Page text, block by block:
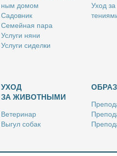
ным до­мом
Са­дов­ник
Се­мей­ная па­ра
Услу­ги ня­ни
Услу­ги си­дел­ки
Уход
УХОД
ЗА ЖИВОТНЫМИ
Ве­те­ри­нар
Вы­гул со­бак
Стриж­ка жи­вот­ных